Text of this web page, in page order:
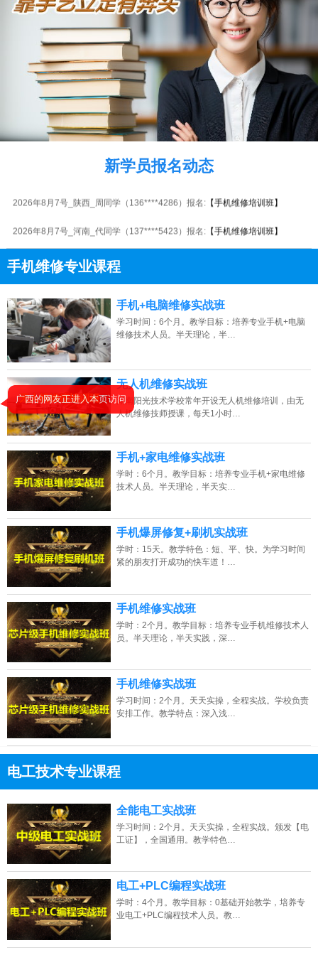
新学员报名动态
2026年8月7号_福建_陈同学（157****4449）报名: 【手机维修培训班】
2026年8月7号_江西_陈同学（159****4203）报名:【手机维修培训班】
2026年8月7号_湖北_周同学（135****3817）报名:【手机维修培训班】
2026年8月7号_陕西_周同学（136****4286）报名: 【手机维修培训班】
2026年8月7号_河南_代同学（137****5423）报名: 【手机维修培训班】
2026年8月7号_贵州_马同学（155****5106）报名:【手机维修培训班】
2026年8月7号_河北_李同学（157****6999）报名:【手机维修培训班】
2026年8月7号_山西_陈同学（155****2936）报名:【手机维修培训班】
2026年8月7号_河南_谭同学（137****4364）报名:【手机维修培训班】
2026年8月7号_湖北_谭同学（134****4712）报名:【手机维修培训班】
2026年8月7号_北京_陈同学（180****4351）报名:
手机维修专业课程
点击免费咨询电话：13807313137
手机+电脑维修实战班
学习时间：6个月。教学目标：培养专业手机+电脑
维修技术人员。半天理论，半…
无人机维修实战班
湖南阳光技术学校常年开设无人机维修培训，由无
人机维修技师授课，每天1小时…
手机+家电维修实战班
学时：6个月。教学目标：培养专业手机+家电维修
技术人员。半天理论，半天实…
手机爆屏修复+刷机实战班
学时：15天。教学特色：短、平、快。为学习时间
紧的朋友打开成功的快车道！…
手机维修实战班
学时：2个月。教学目标：培养专业手机维修技术人
员。半天理论，半天实践，深…
手机维修实战班
学习时间：2个月。天天实操，全程实战。学校负责
安排工作。教学特点：深入浅…
电工技术专业课程
点击免费咨询电话：13807313137
全能电工实战班
学习时间：2个月。天天实操，全程实战。颁发【电
工证】，全国通用。教学特色…
电工+PLC编程实战班
学时：4个月。教学目标：0基础开始教学，培养专
业电工+PLC编程技术人员。教…
广西的网友正进入本页访问